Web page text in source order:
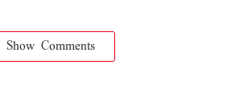
Show Comments